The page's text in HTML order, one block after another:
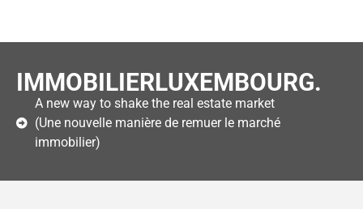
IMMOBILIERLUXEMBOURG.
A new way to shake the real estate market
(Une nouvelle manière de remuer le marché
immobilier)